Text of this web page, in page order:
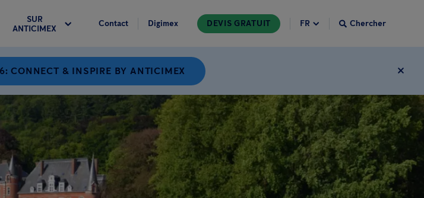
SUR
ANTICIMEX
Contact Digimex DEVIS GRATUIT Chercher
CONNECT & INSPIRE BY ANTICIMEX